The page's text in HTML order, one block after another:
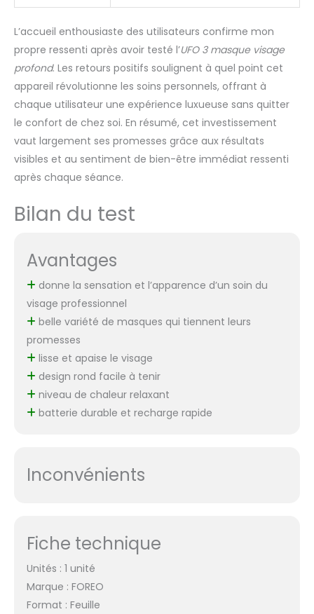
L’accueil enthousiaste des utilisateurs confirme mon
propre ressenti après avoir testé l’UFO 3 masque visage
profond. Les retours positifs soulignent à quel point cet
appareil révolutionne les soins personnels, offrant à
chaque utilisateur une expérience luxueuse sans quitter
le confort de chez soi. En résumé, cet investissement
vaut largement ses promesses grâce aux résultats
visibles et au sentiment de bien-être immédiat ressenti
après chaque séance.
Bilan du test
Avantages
donne la sensation et l’apparence d’un soin du
visage professionnel
belle variété de masques qui tiennent leurs
promesses
lisse et apaise le visage
design rond facile à tenir
niveau de chaleur relaxant
batterie durable et recharge rapide
Inconvénients
Fiche technique
Unités : 1 unité
Marque : FOREO
Format : Feuille